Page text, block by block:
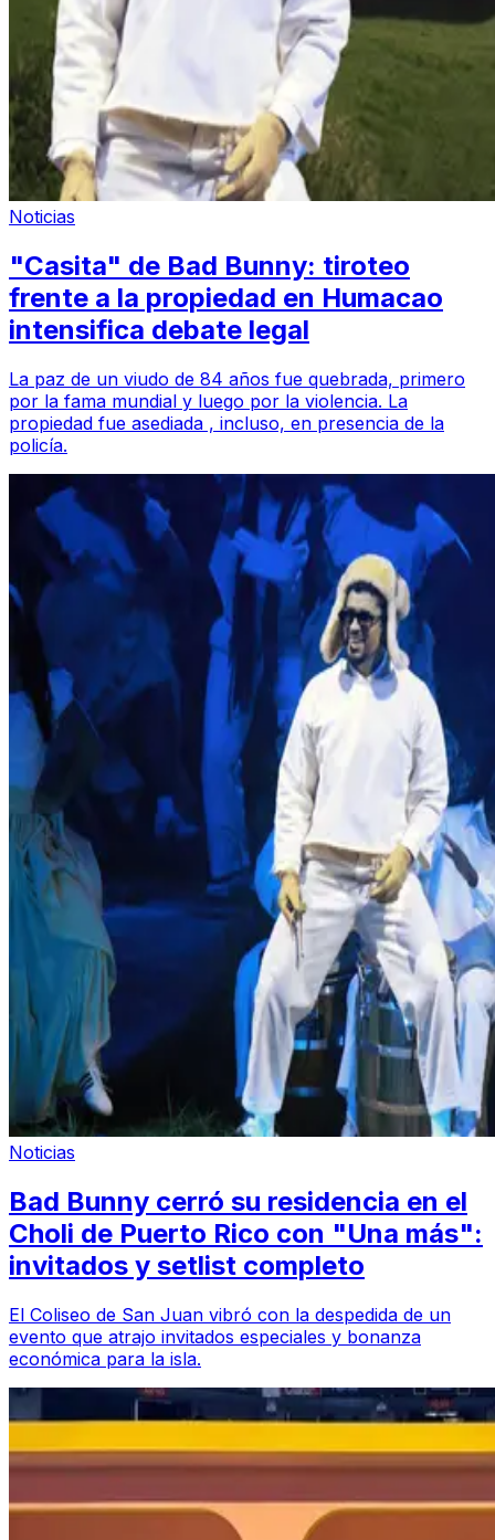
Noticias
"Casita" de Bad Bunny: tiroteo
frente a la propiedad en Humacao
intensifica debate legal
La paz de un viudo de 84 años fue quebrada, primero
por la fama mundial y luego por la violencia. La
propiedad fue asediada , incluso, en presencia de la
policía.
Noticias
Bad Bunny cerró su residencia en el
Choli de Puerto Rico con "Una más":
invitados y setlist completo
El Coliseo de San Juan vibró con la despedida de un
evento que atrajo invitados especiales y bonanza
económica para la isla.